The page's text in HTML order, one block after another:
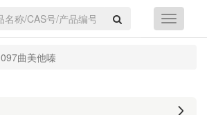
097曲美他嗪